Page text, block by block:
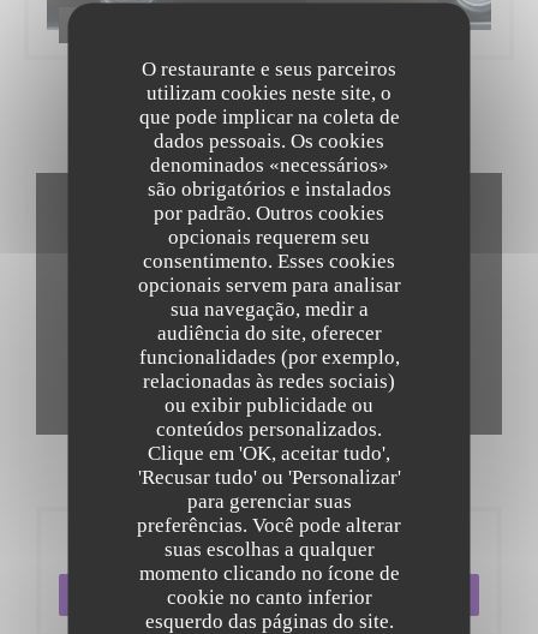
O restaurante e seus parceiros
utilizam cookies neste site, o
que pode implicar na coleta de
dados pessoais. Os cookies
denominados «necessários»
são obrigatórios e instalados
por padrão. Outros cookies
opcionais requerem seu
consentimento. Esses cookies
opcionais servem para analisar
sua navegação, medir a
audiência do site, oferecer
funcionalidades (por exemplo,
relacionadas às redes sociais)
ou exibir publicidade ou
conteúdos personalizados.
Clique em 'OK, aceitar tudo',
'Recusar tudo' ou 'Personalizar'
para gerenciar suas
preferências. Você pode alterar
suas escolhas a qualquer
momento clicando no ícone de
cookie no canto inferior
esquerdo das páginas do site.
Tour virtual
Reserva
RESERVAR UMA MESA